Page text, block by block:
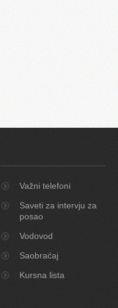
Važni telefoni
Saveti za intervju za
posao
Vodovod
Saobraćaj
Kursna lista